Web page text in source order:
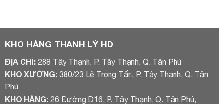
KHO HÀNG THANH LÝ HD
ĐỊA CHỈ:288 Tây Thạnh, P. Tây Thạnh, Q. Tân Phú
KHO XƯỞNG:380/23 Lê Trọng Tấn, P. Tây Thạnh, Q. Tân
Phú
KHO HÀNG:26 Đường D16, P. Tây Thạnh, Q. Tân Phú,